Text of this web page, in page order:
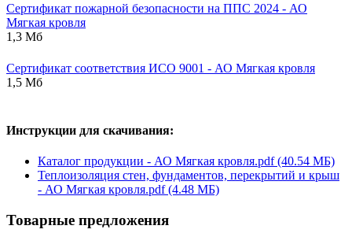
Сертификат пожарной безопасности на ППС 2024 - АО
Мягкая кровля
1,3 Мб
Сертификат соответствия ИСО 9001 - АО Мягкая кровля
1,5 Мб
Инструкции для скачивания:
Каталог продукции - АО Мягкая кровля.pdf (40.54 МБ)
Теплоизоляция стен, фундаментов, перекрытий и крыш
- АО Мягкая кровля.pdf (4.48 МБ)
Товарные предложения